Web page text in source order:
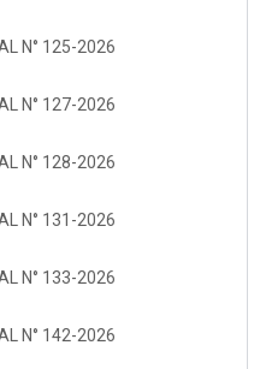
N° 125-2026
N° 127-2026
N° 128-2026
N° 131-2026
N° 133-2026
N° 142-2026